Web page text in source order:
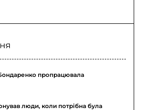
пропрацювала
люди, коли потрібна була